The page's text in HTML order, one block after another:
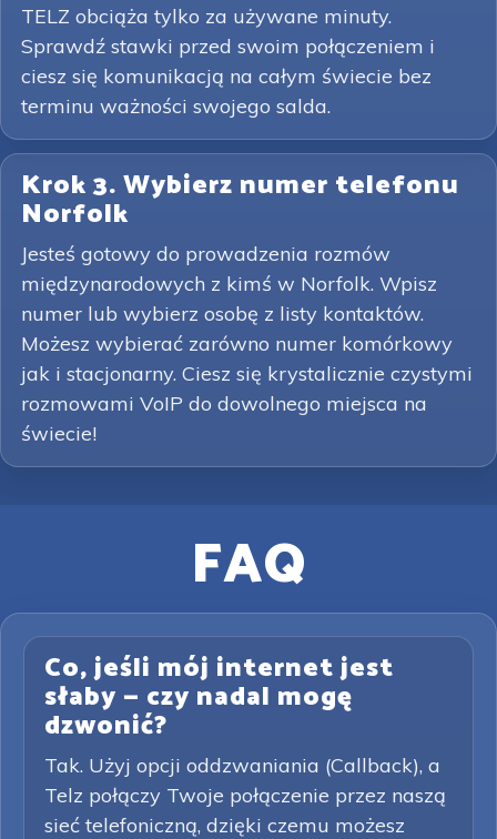
TELZ obciąża tylko za używane minuty.
Sprawdź stawki przed swoim połączeniem i
ciesz się komunikacją na całym świecie bez
terminu ważności swojego salda.
Krok 3. Wybierz numer telefonu
Norfolk
Jesteś gotowy do prowadzenia rozmów
międzynarodowych z kimś w Norfolk. Wpisz
numer lub wybierz osobę z listy kontaktów.
Możesz wybierać zarówno numer komórkowy
jak i stacjonarny. Ciesz się krystalicznie czystymi
rozmowami VoIP do dowolnego miejsca na
świecie!
FAQ
Co, jeśli mój internet jest
słaby — czy nadal mogę
dzwonić?
Tak. Użyj opcji oddzwaniania (Callback), a
Telz połączy Twoje połączenie przez naszą
sieć telefoniczną, dzięki czemu możesz